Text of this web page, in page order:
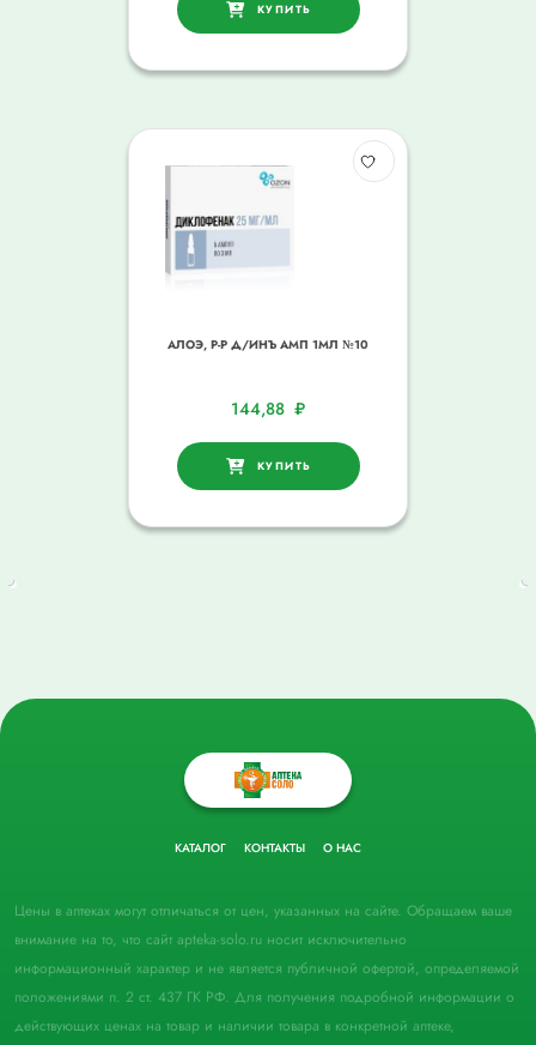
КУПИТЬ
АЛОЭ, Р-Р Д/ИНЪ АМП 1МЛ №10
144,88 ₽
КУПИТЬ
КАТАЛОГ КОНТАКТЫ О НАС
Цены в аптеках могут отличаться от цен, указанных на сайте. Обращаем ваше
внимание на то, что сайт apteka-solo.ru носит исключительно
информационный характер и не является публичной офертой, определяемой
положениями п. 2 ст. 437 ГК РФ. Для получения подробной информации о
действующих ценах на товар и наличии товара в конкретной аптеке,